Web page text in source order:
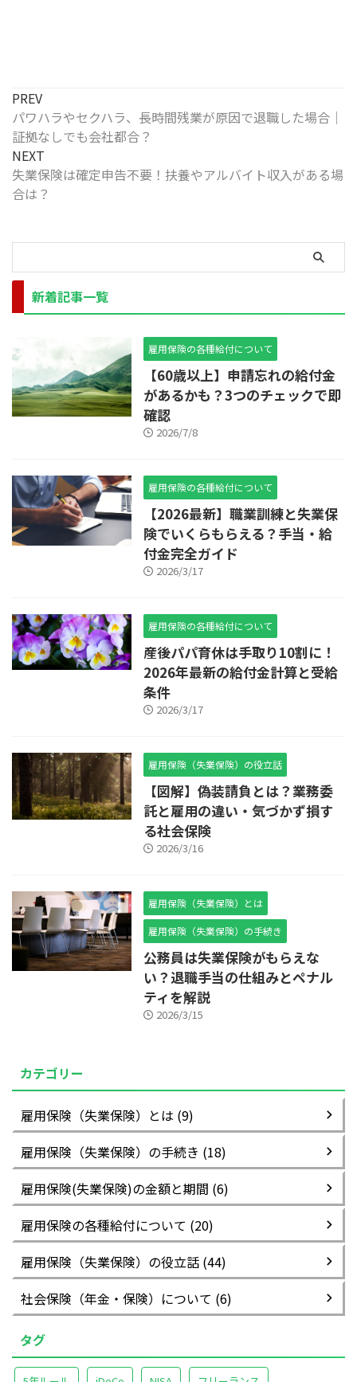
PREV
パワハラやセクハラ、長時間残業が原因で退職した場合｜
証拠なしでも会社都合？
NEXT
失業保険は確定申告不要！扶養やアルバイト収入がある場
合は？
新着記事一覧
雇用保険の各種給付について
【60歳以上】申請忘れの給付金
があるかも？3つのチェックで即
確認
2026/7/8
雇用保険の各種給付について
【2026最新】職業訓練と失業保
険でいくらもらえる？手当・給
付金完全ガイド
2026/3/17
雇用保険の各種給付について
産後パパ育休は手取り10割に！
2026年最新の給付金計算と受給
条件
2026/3/17
雇用保険（失業保険）の役立話
【図解】偽装請負とは？業務委
託と雇用の違い・気づかず損す
る社会保険
2026/3/16
雇用保険（失業保険）とは
雇用保険（失業保険）の手続き
公務員は失業保険がもらえな
い？退職手当の仕組みとペナル
ティを解説
2026/3/15
カテゴリー
雇用保険（失業保険）とは (9)
雇用保険（失業保険）の手続き (18)
雇用保険(失業保険)の金額と期間 (6)
雇用保険の各種給付について (20)
雇用保険（失業保険）の役立話 (44)
社会保険（年金・保険）について (6)
タグ